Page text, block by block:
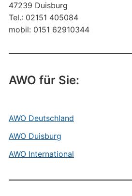
47239 Duisburg
Tel.: 02151 405084
mobil: 0151 62910344
AWO für Sie:
AWO Deutschland
AWO Duisburg
AWO International